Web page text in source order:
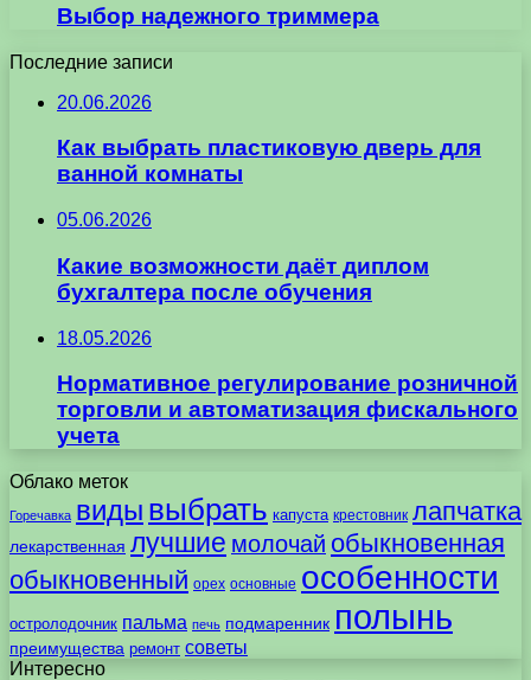
Выбор надежного триммера
Последние записи
20.06.2026
Как выбрать пластиковую дверь для
ванной комнаты
05.06.2026
Какие возможности даёт диплом
бухгалтера после обучения
18.05.2026
Нормативное регулирование розничной
торговли и автоматизация фискального
учета
Облако меток
Горечавка виды выбрать капуста крестовник лапчатка
лекарственная лучшие молочай обыкновенная
обыкновенный орех основные особенности
остролодочник пальма печь подмаренник полынь
преимущества ремонт советы
Интересно